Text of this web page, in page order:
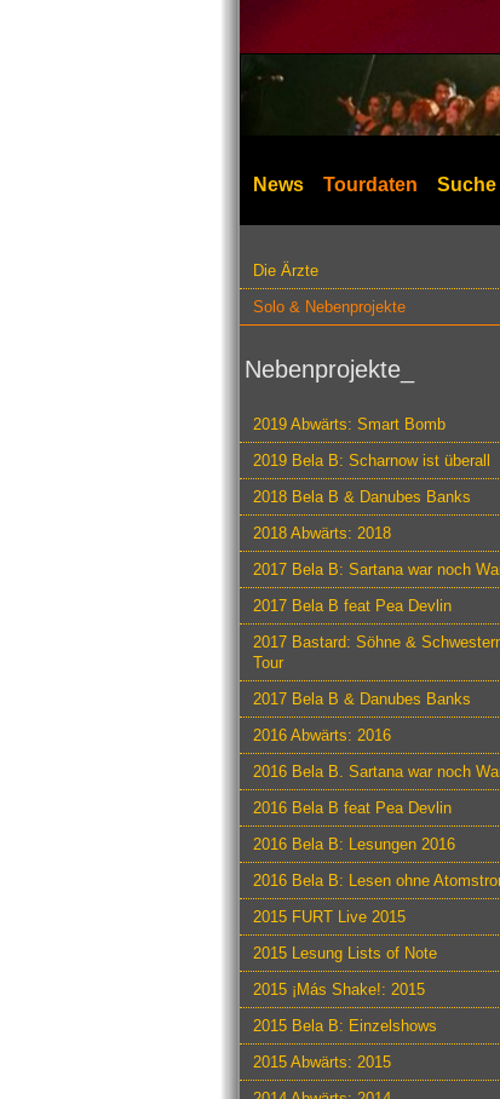
News Tourdaten Suche
Die Ärzte
Solo & Nebenprojekte
Nebenprojekte_
2019 Abwärts: Smart Bomb
2019 Bela B: Scharnow ist überall
2018 Bela B & Danubes Banks
2018 Abwärts: 2018
2017 Bela B: Sartana war noch
2017 Bela B feat Pea Devlin
2017 Bastard: Söhne &
Tour
2017 Bela B & Danubes Banks
2016 Abwärts: 2016
2016 Bela B. Sartana war noch
2016 Bela B feat Pea Devlin
2016 Bela B: Lesungen 2016
2016 Bela B: Lesen ohne
2015 FURT Live 2015
2015 Lesung Lists of Note
2015 ¡Más Shake!: 2015
2015 Bela B: Einzelshows
2015 Abwärts: 2015